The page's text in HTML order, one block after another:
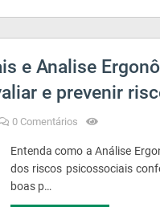
e Analise
e prevenir
0 Comentários
Entenda como a Análise
dos riscos psicossociais
boas p…